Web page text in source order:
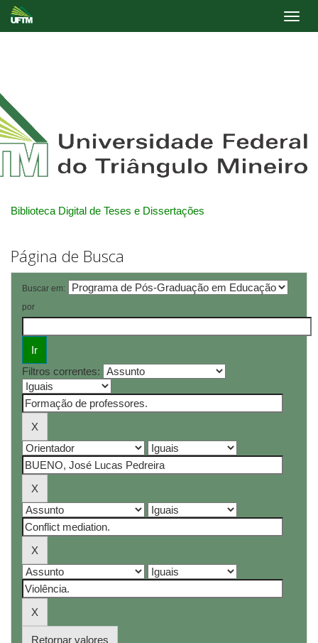
Biblioteca Digital de Teses e Dissertações
Página de Busca
Buscar em:
por
Filtros correntes:
Retornar valores